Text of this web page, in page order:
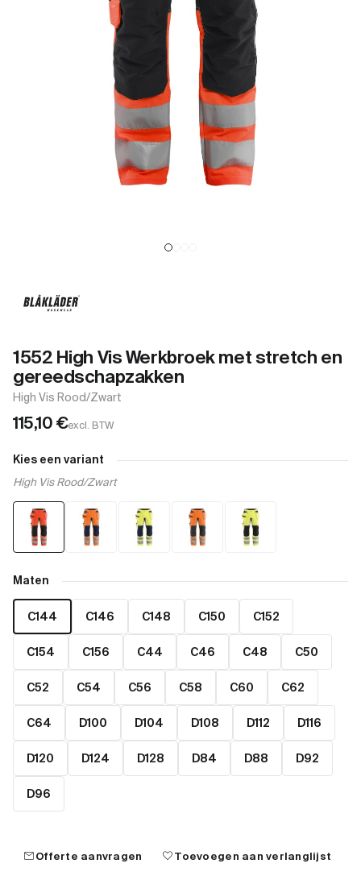
1552 High Vis Werkbroek met stretch en
gereedschapzakken
High Vis Rood/Zwart
115,10€excl. BTW
Kies een variant
High Vis Rood/Zwart
Maten
C144 C146 C148 C150 C152
C154 C156 C44 C46 C48 C50
C52 C54 C56 C58 C60 C62
C64 D100 D104 D108 D112 D116
D120 D124 D128 D84 D88 D92
D96
mailOfferte aanvragen favoriteToevoegen aan verlanglijst